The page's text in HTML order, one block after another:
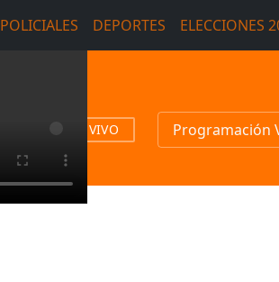
POLICIALES DEPORTES ELECCIONES
EN VIVO Programación